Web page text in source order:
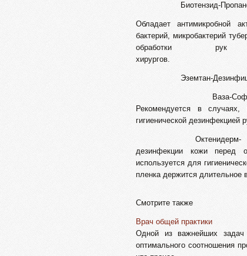
Биотензид-Пропанол-2,
Обладает антимикробной
бактерий, микробактерий
обработки
Эземтан-
Ваза-Софт — жидкое
Рекомендуется в
гигиенической
Октенидерм-
дезинфекции кожи перед
используется для
пленка держится длительное
Смотрите также
Врач общей практики
Одной из важнейших задач
оптимального соотношения